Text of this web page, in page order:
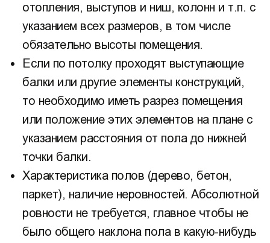
отопления, выступов и ниш, колонн и т.п. с
указанием всех размеров, в том числе
обязательно высоты помещения.
Если по потолку проходят выступающие
балки или другие элементы конструкций,
то необходимо иметь разрез помещения
или положение этих элементов на плане с
указанием расстояния от пола до нижней
точки балки.
Характеристика полов (дерево, бетон,
паркет), наличие неровностей. Абсолютной
ровности не требуется, главное чтобы не
было общего наклона пола в какую-нибудь